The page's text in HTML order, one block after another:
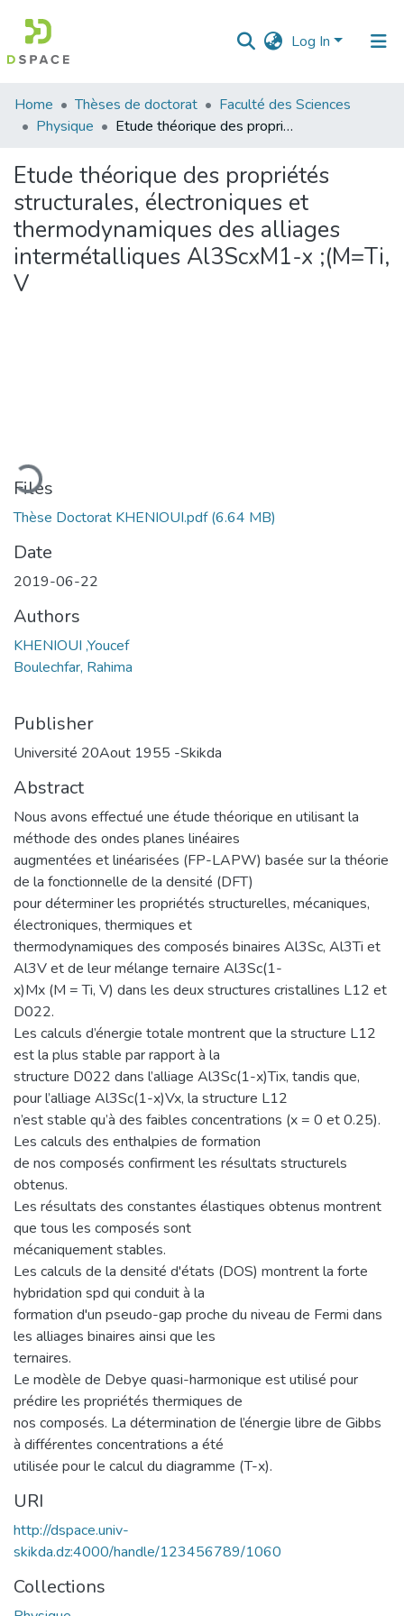
Log In
Communities
&
All of DSpace
Statistics
Home Thèses de doctorat
Faculté des Sciences
Physique
Etude théorique des propriétés structurales, électroniques et thermodynamiques des alliages intermétalliques Al3ScxM1-x ;(M=Ti, V
Etude théorique des propriétés
structurales, électroniques et
thermodynamiques des alliages
intermétalliques Al3ScxM1-x ;(M=Ti,
V
Loading...
Files
Thèse Doctorat KHENIOUI.pdf(6.64 MB)
Date
2019-06-22
Authors
KHENIOUI ,Youcef
Boulechfar, Rahima
Publisher
Université 20Aout 1955 -Skikda
Abstract
Nous avons effectué une étude théorique en utilisant la
méthode des ondes planes linéaires
augmentées et linéarisées (FP-LAPW) basée sur la théorie
de la fonctionnelle de la densité (DFT)
pour déterminer les propriétés structurelles, mécaniques,
électroniques, thermiques et
thermodynamiques des composés binaires Al3Sc, Al3Ti et
Al3V et de leur mélange ternaire Al3Sc(1-
x)Mx (M = Ti, V) dans les deux structures cristallines L12 et
D022.
Les calculs d’énergie totale montrent que la structure L12
est la plus stable par rapport à la
structure D022 dans l’alliage Al3Sc(1-x)Tix, tandis que,
pour l’alliage Al3Sc(1-x)Vx, la structure L12
n’est stable qu’à des faibles concentrations (x = 0 et 0.25).
Les calculs des enthalpies de formation
de nos composés confirment les résultats structurels
obtenus.
Les résultats des constantes élastiques obtenus montrent
que tous les composés sont
mécaniquement stables.
Les calculs de la densité d'états (DOS) montrent la forte
hybridation spd qui conduit à la
formation d'un pseudo-gap proche du niveau de Fermi dans
les alliages binaires ainsi que les
ternaires.
Le modèle de Debye quasi-harmonique est utilisé pour
prédire les propriétés thermiques de
nos composés. La détermination de l’énergie libre de Gibbs
à différentes concentrations a été
utilisée pour le calcul du diagramme (T-x).
URI
http://dspace.univ-
skikda.dz:4000/handle/123456789/1060
Collections